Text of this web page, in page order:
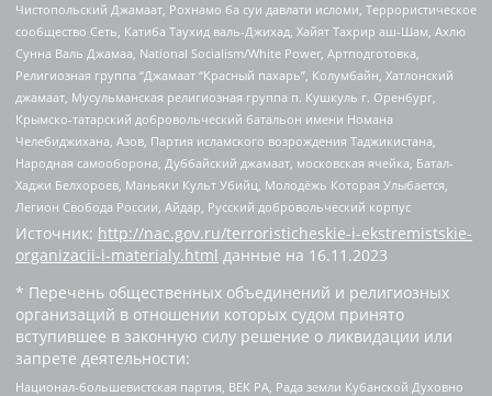
Чистопольский Джамаат, Рохнамо ба суи давлати исломи, Террористическое
сообщество Сеть, Катиба Таухид валь-Джихад, Хайят Тахрир аш-Шам, Ахлю
Сунна Валь Джамаа, National Socialism/White Power, Артподготовка,
Религиозная группа “Джамаат “Красный пахарь”, Колумбайн, Хатлонский
джамаат, Мусульманская религиозная группа п. Кушкуль г. Оренбург,
Крымско-татарский добровольческий батальон имени Номана
Челебиджихана, Азов, Партия исламского возрождения Таджикистана,
Народная самооборона, Дуббайский джамаат, московская ячейка, Батал-
Хаджи Белхороев, Маньяки Культ Убийц, Молодёжь Которая Улыбается,
Легион Свобода России, Айдар, Русский добровольческий корпус
Источник: http://nac.gov.ru/terroristicheskie-i-ekstremistskie-
organizacii-i-materialy.html данные на 16.11.2023
* Перечень общественных объединений и религиозных
организаций в отношении которых судом принято
вступившее в законную силу решение о ликвидации или
запрете деятельности:
Национал-большевистская партия, ВЕК РА, Рада земли Кубанской Духовно